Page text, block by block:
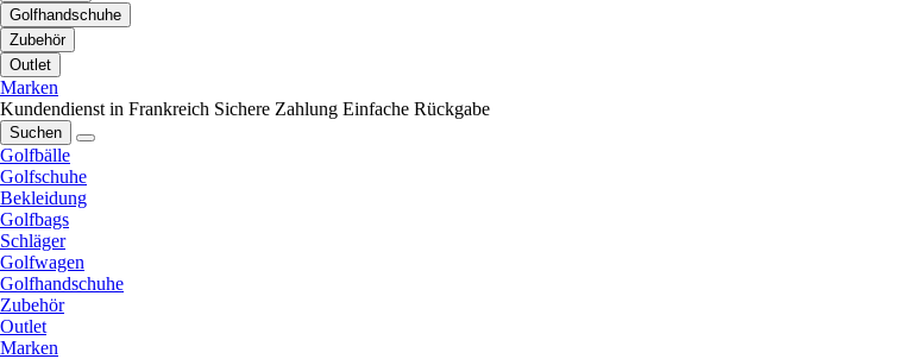
Golfhandschuhe
Zubehör
Outlet
Marken
Kundendienst in Frankreich Sichere Zahlung Einfache Rückgabe
Suchen
Golfbälle
Golfschuhe
Bekleidung
Golfbags
Schläger
Golfwagen
Golfhandschuhe
Zubehör
Outlet
Marken